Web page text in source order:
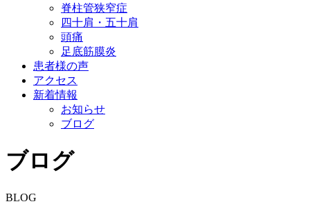
脊柱管狭窄症
四十肩・五十肩
頭痛
足底筋膜炎
患者様の声
アクセス
新着情報
お知らせ
ブログ
ブログ
BLOG